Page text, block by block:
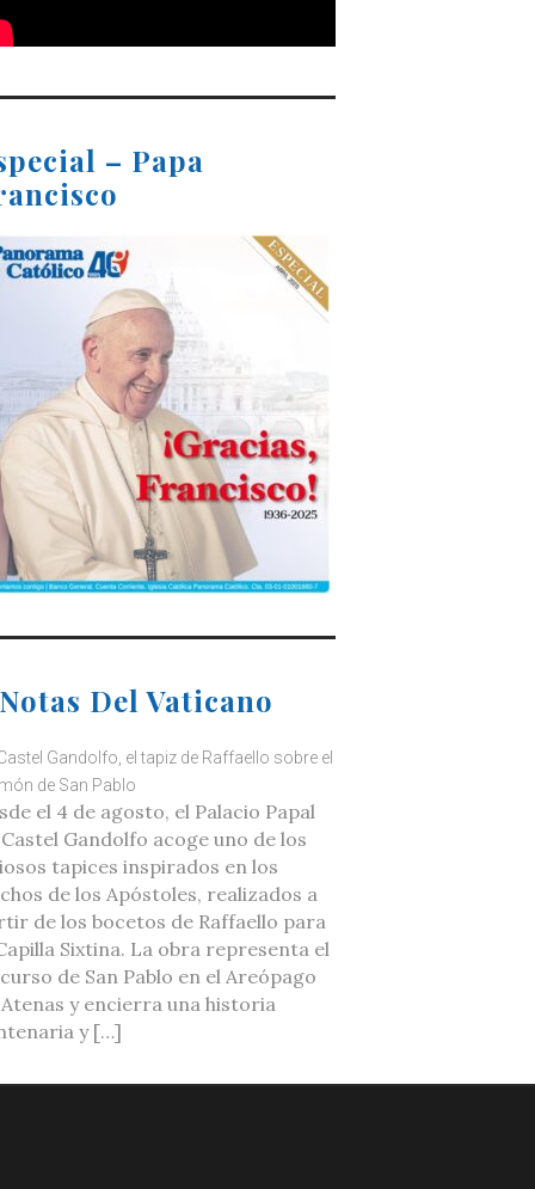
– Papa
Del Vaticano
Gandolfo, el tapiz de Raffaello sobre el
de San Pablo
el 4 de agosto, el Palacio Papal
Gandolfo acoge uno de los
tapices inspirados en los
de los Apóstoles, realizados a
de los bocetos de Raffaello para
Sixtina. La obra representa el
de San Pablo en el Areópago
y encierra una historia
y […]